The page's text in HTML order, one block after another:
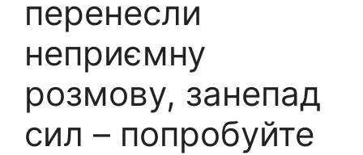
перенесли
неприємну
розмову, занепад
сил – попробуйте